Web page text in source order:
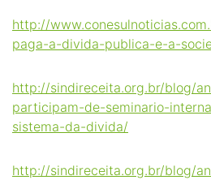
http://
paga-a-divida-publica-e-a-
http://sindireceita.org.br/blog/
participam-de-seminario-
sistema-da-divida/
http://sindireceita.org.br/blog/